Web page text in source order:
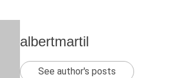
albertmartil
See author's posts